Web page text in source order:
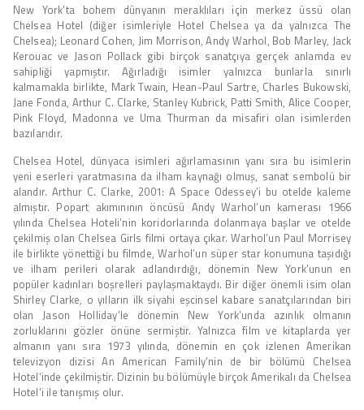
New York’ta bohem dünyanın meraklıları için merkez üssü olan
Chelsea Hotel (diğer isimleriyle Hotel Chelsea ya da yalnızca The
Chelsea); Leonard Cohen, Jim Morrison, Andy Warhol, Bob Marley, Jack
Kerouac ve Jason Pollack gibi birçok sanatçıya gerçek anlamda ev
sahipliği yapmıştır. Ağırladığı isimler yalnızca bunlarla sınırlı
kalmamakla birlikte, Mark Twain, Hean-Paul Sartre, Charles Bukowski,
Jane Fonda, Arthur C. Clarke, Stanley Kubrick, Patti Smith, Alice Cooper,
Pink Floyd, Madonna ve Uma Thurman da misafiri olan isimlerden
bazılarıdır.
Chelsea Hotel, dünyaca isimleri ağırlamasının yanı sıra bu isimlerin
yeni eserleri yaratmasına da ilham kaynağı olmuş, sanat sembolü bir
alandır. Arthur C. Clarke, 2001: A Space Odessey’i bu otelde kaleme
almıştır. Popart akımınının öncüsü Andy Warhol’un kamerası 1966
yılında Chelsea Hoteli’nin koridorlarında dolanmaya başlar ve otelde
çekilmiş olan Chelsea Girls filmi ortaya çıkar. Warhol’un Paul Morrisey
ile birlikte yönettiği bu filmde, Warhol’un süper star konumuna taşıdığı
ve ilham perileri olarak adlandırdığı, dönemin New York’unun en
popüler kadınları boşrelleri paylaşmaktaydı. Bir diğer önemli isim olan
Shirley Clarke, o yılların ilk siyahi eşcinsel kabare sanatçılarından biri
olan Jason Holliday’le dönemin New York’unda azınlık olmanın
zorluklarını gözler önüne sermiştir. Yalnızca film ve kitaplarda yer
almanın yanı sıra 1973 yılında, dönemin en çok izlenen Amerikan
televizyon dizisi An American Family’nin de bir bölümü Chelsea
Hotel’inde çekilmiştir. Dizinin bu bölümüyle birçok Amerikalı da Chelsea
Hotel’i ile tanışmış olur.